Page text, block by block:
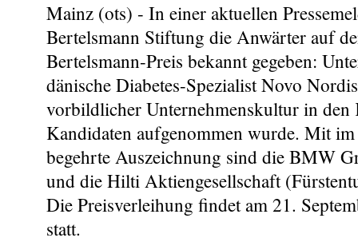
Mainz (ots) - In einer aktuellen
Bertelsmann Stiftung die Anwärter auf
Bertelsmann-Preis bekannt gegeben:
dänische Diabetes-Spezialist Novo
vorbildlicher Unternehmenskultur in den
Kandidaten aufgenommen wurde. Mit
begehrte Auszeichnung sind die BMW
und die Hilti Aktiengesellschaft
Die Preisverleihung findet am 21.
statt.